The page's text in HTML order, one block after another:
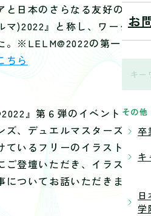
お
その他
卒
キ
学
日本のさらなる友好の発
マ)2022』と称し、ワークシ
。※LELM@2022の第一弾
ちら
』第６弾のイベントと
ズ、デュエルマスターズの
いるフリーのイラストレ
登壇いただき、イラスト
についてお話いただきま